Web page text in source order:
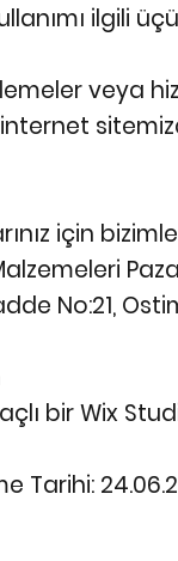
ilgili
için
No:21,
bir Wix
Tarihi: